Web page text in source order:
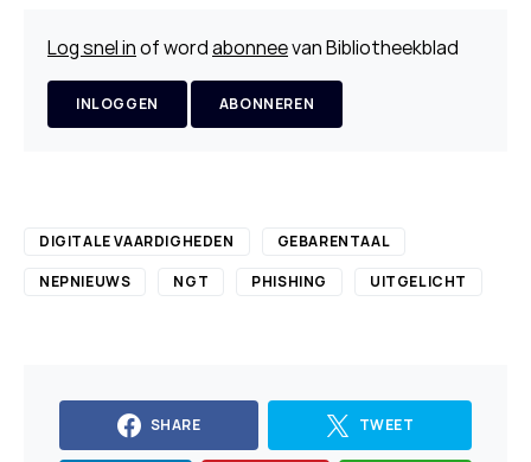
Log snel inof wordabonneevan Bibliotheekblad
INLOGGEN ABONNEREN
DIGITALE VAARDIGHEDEN
GEBARENTAAL
NEPNIEUWS
NGT PHISHING UITGELICHT
SHARE TWEET